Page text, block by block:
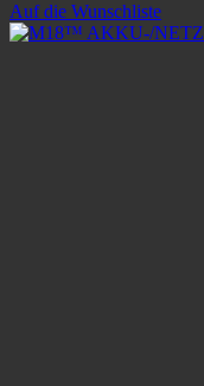
Auf die Wunschliste